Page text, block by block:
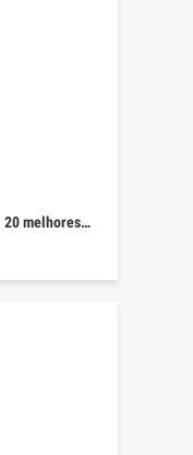
20 melhores…